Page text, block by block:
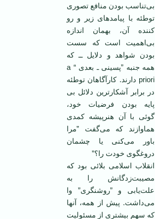
بی‌تناسب بودن منافع تصوری
توطئه با پیامدهای زیر و رو
كننده آن، بهمان ‏اندازه
بی‌اهمیت است كه سست
بودن شواهد و دلایل ــ كه
همه جنبه ”پسینی ـ بعدی “ a
priori دارند. كارآگاهان توطئه
در ‏برابر آشكارترین دلائل بی
پایه بودن فرضیات خود،
گوئی با آن هنرپیشه كمدی
هماوازند كه می‌گفت ”مرا
‏باور می‌كنی یا چشمان
دروغگوی خودت را؟”
انقلاب اسلامی بلائی بود كه
مصیبت‌زدگانش را به
علت‌یابی و ”روشنگری” وا
می‌داشت. پیش از همه، ‏آنها
كه سهم بیشتری از مسئولیت